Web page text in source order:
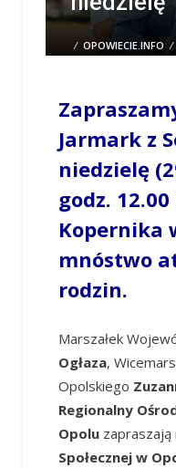
/ OPOWIECIE.INFO /
0
Jarmark z
niedzielę
godz.
Kopernika
mnóstwo
rodzin.
Marszałek
Ogłaza,
Opolskiego
Regionalny
Opoluzapraszają
Społecznej w